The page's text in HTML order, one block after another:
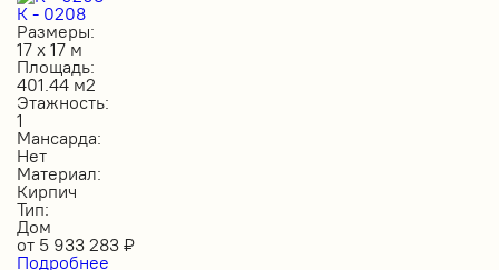
К - 0208
Размеры:
17 х 17 м
Площадь:
401.44 м2
Этажность:
1
Мансарда:
Нет
Материал:
Кирпич
Тип:
Дом
от 5 933 283 ₽
Подробнее